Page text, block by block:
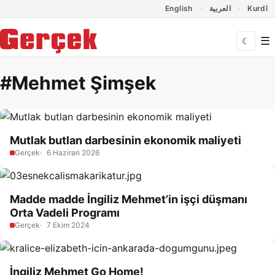
English العربية Kurdî
☾ ☰
#Mehmet Şimşek
Mutlak butlan darbesinin ekonomik maliyeti
Gerçek 6 Haziran 2026
Madde madde İngiliz Mehmet’in işçi düşmanı
Orta Vadeli Programı
Gerçek 7 Ekim 2024
İngiliz Mehmet Go Home!